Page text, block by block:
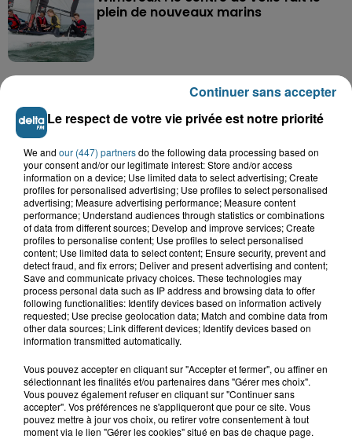
plein de nouveaux marins
A GAGNER
Gagnez vos entrées pour Dennlys
Parc
Le respect de votre vie privée est notre priorité
We and our (447) partnersdo the following data processing based on
your consent and/or our legitimate interest: Store and/or access
information on a device; Use limited data to select advertising; Create
profiles for personalised advertising; Use profiles to select personalised
advertising; Measure advertising performance; Measure content
performance; Understand audiences through statistics or combinations
of data from different sources; Develop and improve services; Create
profiles to personalise content; Use profiles to select personalised
content; Use limited data to select content; Ensure security, prevent and
detect fraud, and fix errors; Deliver and present advertising and content;
Save and communicate privacy choices. These technologies may
process personal data such as IP address and browsing data to offer
following functionalities: Identify devices based on information actively
requested; Use precise geolocation data; Match and combine data from
other data sources; Link different devices; Identify devices based on
information transmitted automatically.
Vous pouvez accepter en cliquant sur "Accepter et fermer", ou affiner en
sélectionnant les finalités et/ou partenaires dans "Gérer mes choix".
Vous pouvez également refuser en cliquant sur "Continuer sans
accepter". Vos préférences ne s'appliqueront que pour ce site. Vous
pouvez mettre à jour vos choix, ou retirer votre consentement à tout
moment via le lien "Gérer les cookies" situé en bas de chaque page.
Continuer sans accepter